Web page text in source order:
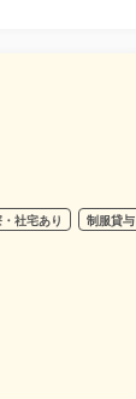
社宅あり 制服貸与